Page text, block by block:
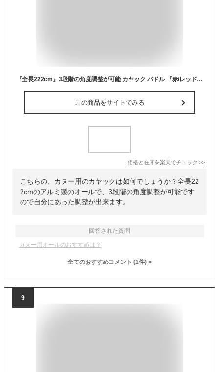
『全長222cm』3段階の角度調整が可能 カヤック パドル 『赤/レッド』ボート ゴムボート カヌー アルミ製 オール 海 川 湖 池
この商品をサイトでみる
価格と在庫を楽天でチェック >>
こちらの、カヌー用のカヤックは如何でしょうか？全長22
2cmのアルミ製のオールで、3段階の角度調整が可能です
ので自分にあった調整が出来ます。
回答された質問
カヌー用オールのおすすめは？
全てのおすすめコメント (1件) >
9